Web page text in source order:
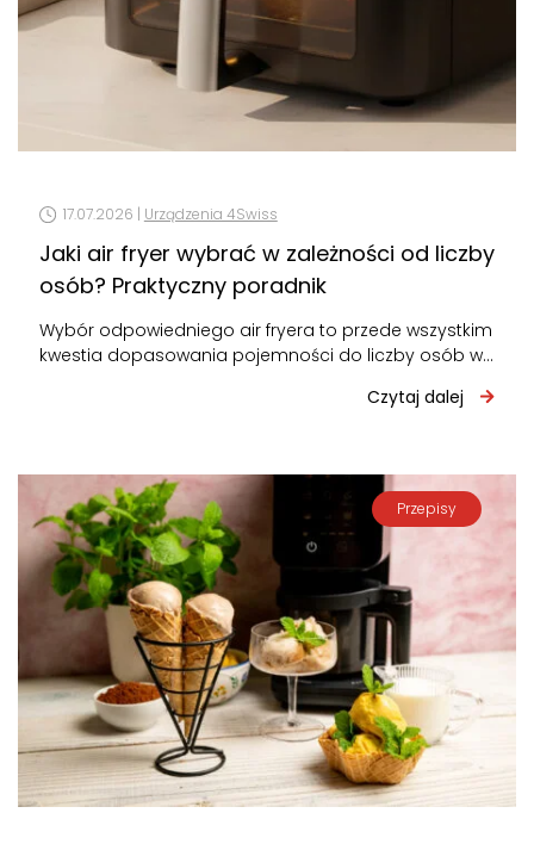
17.07.2026 | Urządzenia 4Swiss
Jaki air fryer wybrać w zależności od liczby
osób? Praktyczny poradnik
Wybór odpowiedniego air fryera to przede wszystkim
kwestia dopasowania pojemności do liczby osób w
Czytaj dalej
Przepisy